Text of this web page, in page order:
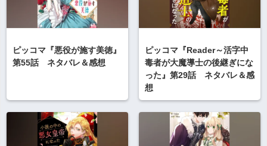
ピッコマ『悪役が施す美徳』
第55話 ネタバレ＆感想
ピッコマ『Reader～活字中
毒者が大魔導士の後継ぎにな
った』第29話 ネタバレ＆感
想